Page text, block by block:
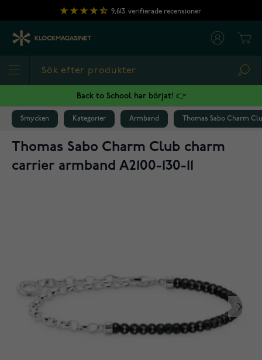
Hoppa till innehållet
9,613 verifierade recensioner
Back to School har börjat! 👉
Smycken Kategorier Armband Thomas Sabo Charm
Thomas Sabo Charm Club charm
carrier armband A2100-130-11